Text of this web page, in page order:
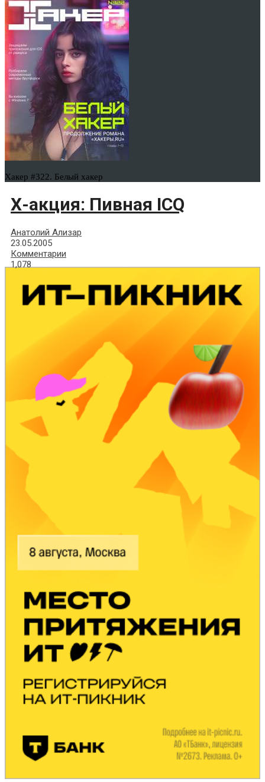
Хакер #322. Белый хакер
Х-акция: Пивная ICQ
Анатолий Ализар
23.05.2005
Комментарии
1,078